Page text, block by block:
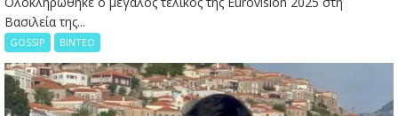
Βασιλεία της...
GOSSIP ΒΙΝΤΕΟ